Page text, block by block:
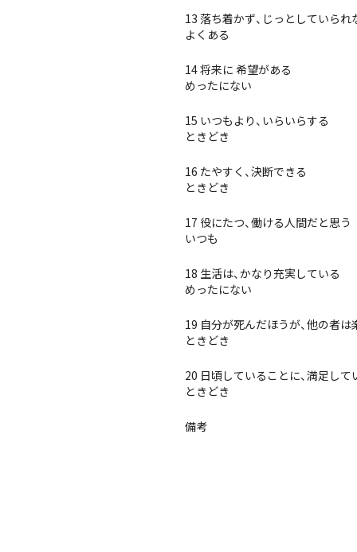
13 落ち着かず、じっとしていられ
よくある
14 将来に 希望がある
めったにない
15 いつもより、いらいらする
ときどき
16 たやすく、決断できる
ときどき
17 役にたつ、働ける人間だと思う
いつも
18 生活は、かなり充実している
めったにない
19 自分が死んだほうが、他の者
ときどき
20 日頃していることに、満足して
ときどき
備考